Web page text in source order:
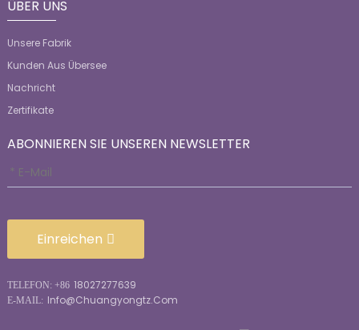
ÜBER UNS
Unsere Fabrik
Kunden Aus Übersee
Nachricht
Zertifikate
ABONNIEREN SIE UNSEREN NEWSLETTER
Einreichen
TELEFON: +86 18027277639
E-MAIL: Info@chuangyongtz.com